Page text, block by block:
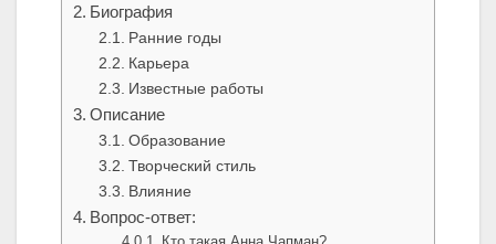
Биография
Ранние годы
Карьера
Известные работы
Описание
Образование
Творческий стиль
Влияние
Вопрос-ответ: